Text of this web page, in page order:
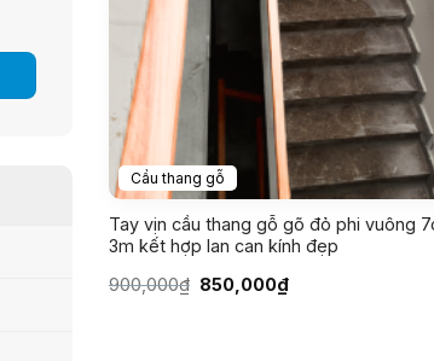
Cầu thang gỗ
Tay vịn cầu thang gỗ gõ đỏ phi vuông
3m kết hợp lan can kính đẹp
900,000₫ Giá
850,000₫Giá